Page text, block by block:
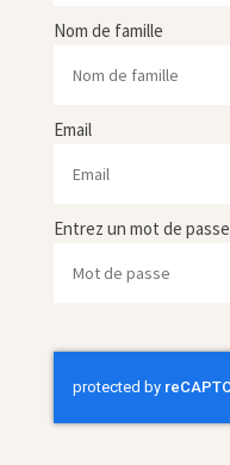
Nom de famille
Email
Entrez un mot de passe